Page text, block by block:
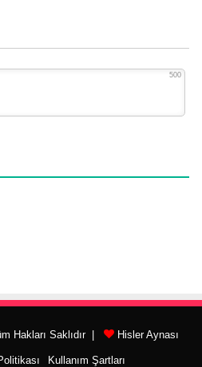
500
Hakları Saklıdır | Hisler Aynası
Kullanım Şartları